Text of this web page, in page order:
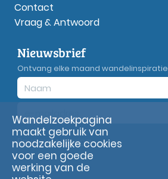
Contact
Vraag & Antwoord
Nieuwsbrief
Ontvang elke maand wandelinspiratie
Privacyverklaring
Wandelzoekpagina
maakt gebruik van
noodzakelijke cookies
voor een goede
werking van de